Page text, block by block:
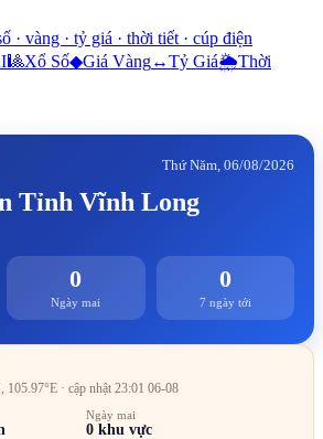
· vàng · tỷ giá · thời tiết · cúp điện
🎱Xổ Số◆Giá Vàng↔Tỷ Giá🌦Thời
Thứ Năm, 06/08/2026
Tỉnh Vĩnh Long
0
Ngày mai
0
7 ngày tới
105.97°E · cập nhật 23:01 06-08
Ngày mai
0khu vực